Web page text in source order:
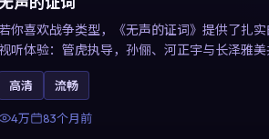
你喜欢战争类型，《无声的证词》提供了扎实
听体验：管虎执导，孙俪、河正宇与长泽雅美
演绎。影片2019年于澳大利亚上映，内容在罪
型框架内探讨制度与个体关系，关键词包含高
畅、人物关系与情节反转，适合检索「2019战
高清 流畅
4万 83个月前